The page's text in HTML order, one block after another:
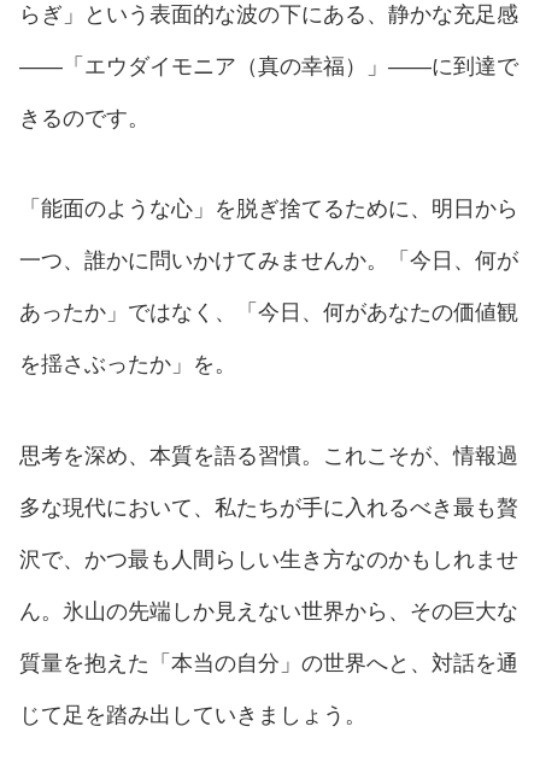
らぎ」という表面的な波の下にある、静かな充足感
——「エウダイモニア（真の幸福）」——に到達で
きるのです。
「能面のような心」を脱ぎ捨てるために、明日から
一つ、誰かに問いかけてみませんか。「今日、何が
あったか」ではなく、「今日、何があなたの価値観
を揺さぶったか」を。
思考を深め、本質を語る習慣。これこそが、情報過
多な現代において、私たちが手に入れるべき最も贅
沢で、かつ最も人間らしい生き方なのかもしれませ
ん。氷山の先端しか見えない世界から、その巨大な
質量を抱えた「本当の自分」の世界へと、対話を通
じて足を踏み出していきましょう。